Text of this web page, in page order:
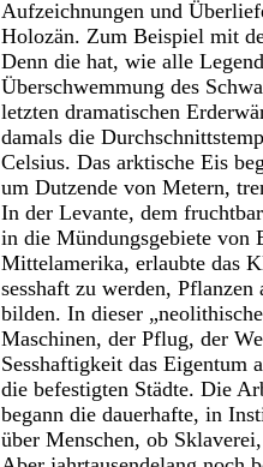
Aufzeichnungen und
Holozän. Zum Beispiel mit
Denn die hat, wie alle
Überschwemmung des
letzten dramatischen
damals die
Celsius. Das arktische Eis
um Dutzende von Metern,
In der Levante, dem
in die Mündungsgebiete von
Mittelamerika, erlaubte das
sesshaft zu werden,
bilden. In dieser
Maschinen, der Pflug, der
Sesshaftigkeit das Eigentum
die befestigten Städte. Die
begann die dauerhafte, in
über Menschen, ob